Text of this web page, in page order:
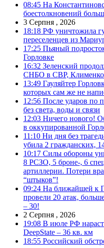
08:45 На
боестолкновений
3 Серпня , 2026
18:18 РФ уничтожила
переселенцев из
17:25 Пьяный
Горловке
16:32 Зеленский
СНБО в СВР,
13:49 Гауляйтер
которых сам же не
12:56 После ударов по
без света, воды и связи
12:03 Ничего нового!
в оккупированной
11:10 Ни дня без
убила 2 гражданских,
10:17 Силы обороны
8 РСЗО, 5 броне-, 6
артиллерии. Потери
“штыков”!
09:24 На ближайшей к
провели 20 атак,
– 30!
2 Серпня , 2026
19:08 В июле РФ
DeepState – 36 кв. км
18:55 Российский